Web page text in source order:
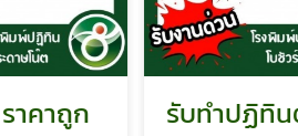
ก รับทำปฏิทินตั้งโต๊ะ